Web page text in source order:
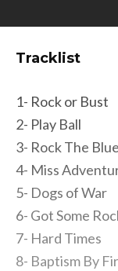
Tracklist
1- Rock or Bust
2- Play Ball
3- Rock The
4- Miss
5- Dogs of War
6- Got Some
7- Hard Times
8- Baptism By